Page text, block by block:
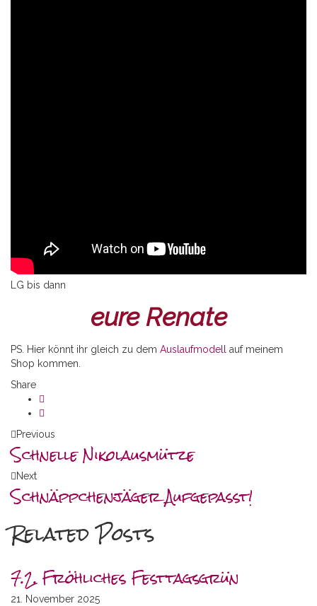
LG bis dann
eure Renate
PS. Hier könnt ihr gleich zu dem Auslaufmodell auf meinem
Shop kommen.
Share
Previous
Schnelle Nikolausmütze
Next
Schnäppchenjäger Aufgepasst!
Related Posts
7.2. Fröhliches Festtagsgrün
21. November 2025